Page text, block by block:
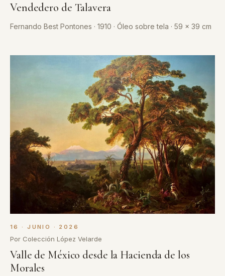
Vendedero de Talavera
Fernando Best Pontones · 1910 · Óleo sobre tela · 59 x 39 cm
16 · JUNIO · 2026
Por Colección López Velarde
Valle de México desde la Hacienda de los
Morales